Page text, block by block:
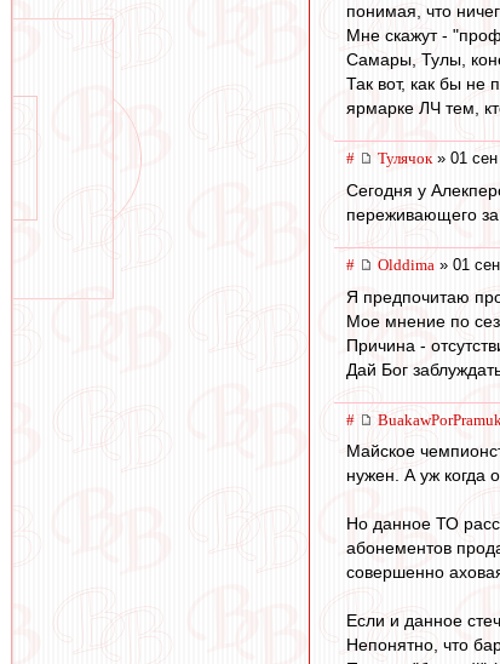
понимая, что
Мне скажут -
Самары, Тулы,
Так вот, как бы не
ярмарке ЛЧ тем,
# Тулячок» 01 сен
Сегодня у
переживающего за
# Olddima » 01
Я предпочитаю
Мое мнение по
Причина -
Дай Бог
# BuakawPorPramuk
Майское
нужен. А уж когда
Но данное ТО
абонементов
совершенно
Если и данное
Непонятно, что